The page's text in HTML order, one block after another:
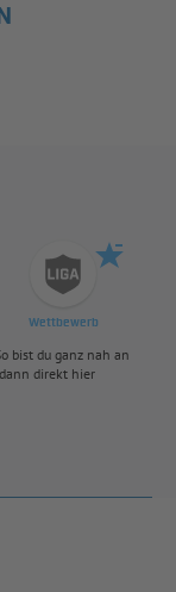
Wettbewerb
bist du ganz nah an
direkt hier